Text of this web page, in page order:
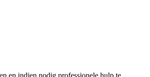
en indien nodig professionele hulp te